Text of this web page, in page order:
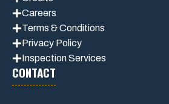
Careers
Terms & Conditions
Privacy Policy
Inspection Services
CONTACT